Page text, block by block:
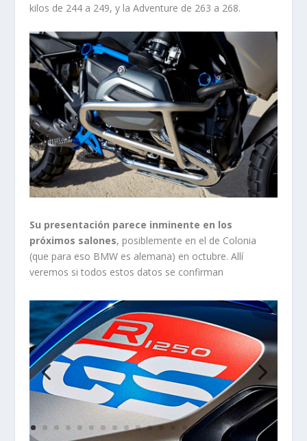
kilos de 244 a 249, y la Adventure de 263 a 268.
Su presentación parece inminente en los
próximos salones, posiblemente en el de Colonia
(que para eso BMW es alemana) en octubre. Allí
veremos si todos estos datos se confirman